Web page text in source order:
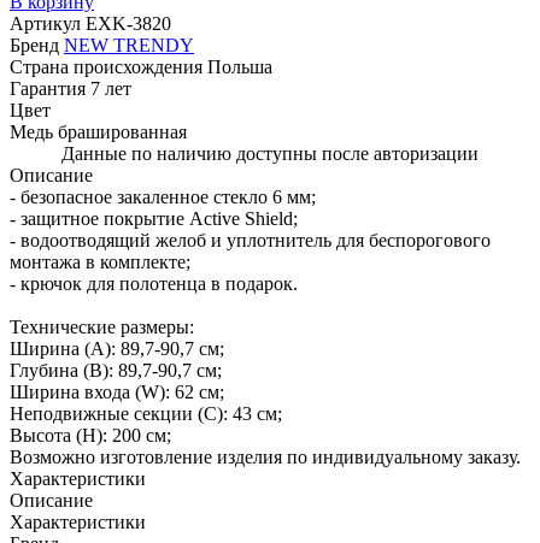
Артикул EXK-3820
Бренд NEW TRENDY
Страна происхождения Польша
Гарантия 7 лет
Цвет
Медь брашированная
Данные по наличию доступны после авторизации
Описание
- безопасное закаленное стекло 6 мм;
- защитное покрытие Active Shield;
- водоотводящий желоб и уплотнитель для беспорогового
монтажа в комплекте;
- крючок для полотенца в подарок.
Технические размеры:
Ширина (A): 89,7-90,7 см;
Глубина (B): 89,7-90,7 см;
Ширина входа (W): 62 см;
Неподвижные секции (С): 43 см;
Высота (H): 200 см;
Возможно изготовление изделия по индивидуальному заказу.
Характеристики
Описание
Характеристики